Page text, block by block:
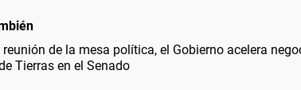
reunión de la mesa política, el Gobierno acelera
Tierras en el Senado